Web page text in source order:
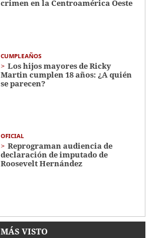
crimen en la Centroamérica Oeste
CUMPLEAÑOS
Los hijos mayores de Ricky
Martin cumplen 18 años: ¿A quién
se parecen?
OFICIAL
Reprograman audiencia de
declaración de imputado de
Roosevelt Hernández
MÁS VISTO